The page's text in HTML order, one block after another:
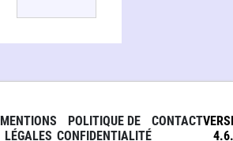
MENTIONS
LÉGALES
POLITIQUE DE
CONFIDENTIALITÉ
CONTACT